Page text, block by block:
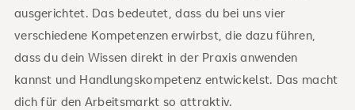
ausgerichtet. Das bedeutet, dass du bei uns vier
verschiedene Kompetenzen erwirbst, die dazu führen,
dass du dein Wissen direkt in der Praxis anwenden
kannst und Handlungskompetenz entwickelst. Das macht
dich für den Arbeitsmarkt so attraktiv.